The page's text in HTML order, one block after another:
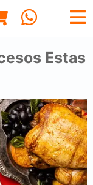
Estas